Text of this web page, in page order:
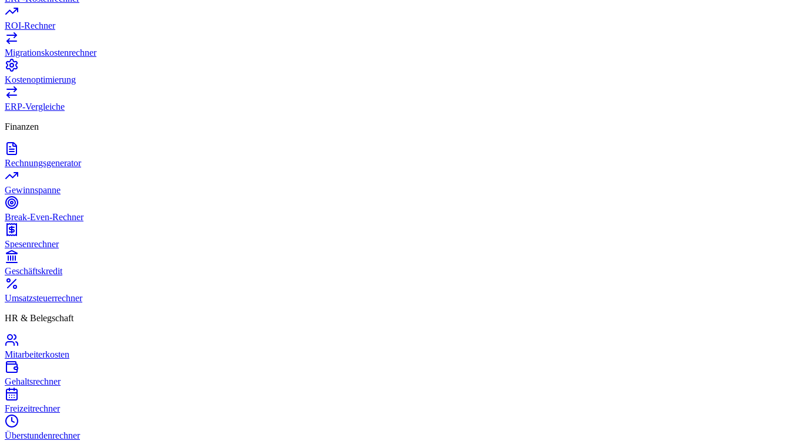
ROI-Rechner
Migrationskostenrechner
Kostenoptimierung
ERP-Vergleiche
Finanzen
Rechnungsgenerator
Gewinnspanne
Break-Even-Rechner
Spesenrechner
Geschäftskredit
Umsatzsteuerrechner
HR & Belegschaft
Mitarbeiterkosten
Gehaltsrechner
Freizeitrechner
Überstundenrechner